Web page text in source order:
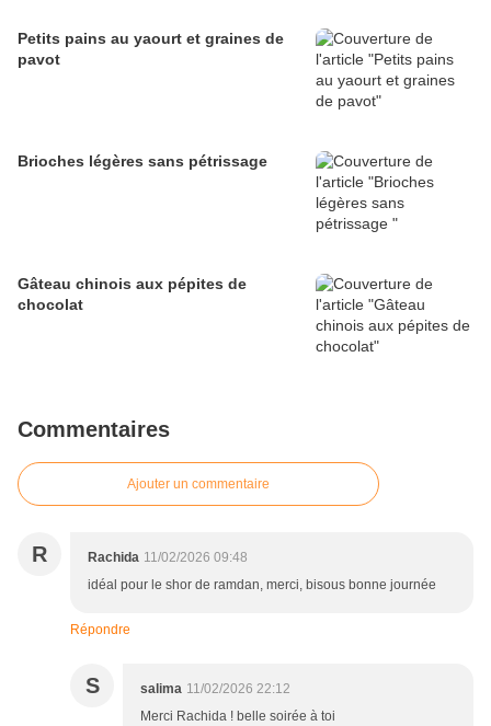
Petits pains au yaourt et graines de
pavot
Brioches légères sans pétrissage
Gâteau chinois aux pépites de
chocolat
Commentaires
Ajouter un commentaire
R Rachida 11/02/2026 09:48
idéal pour le shor de ramdan, merci, bisous bonne journée
Répondre
S salima 11/02/2026 22:12
Merci Rachida ! belle soirée à toi